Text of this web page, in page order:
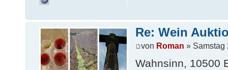
Re: Wein
von Roman » Samstag
Wahnsinn, 10500